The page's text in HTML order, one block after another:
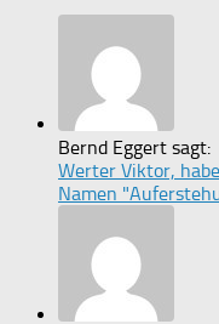
Bernd Eggert sagt:
Werter Viktor,
Namen